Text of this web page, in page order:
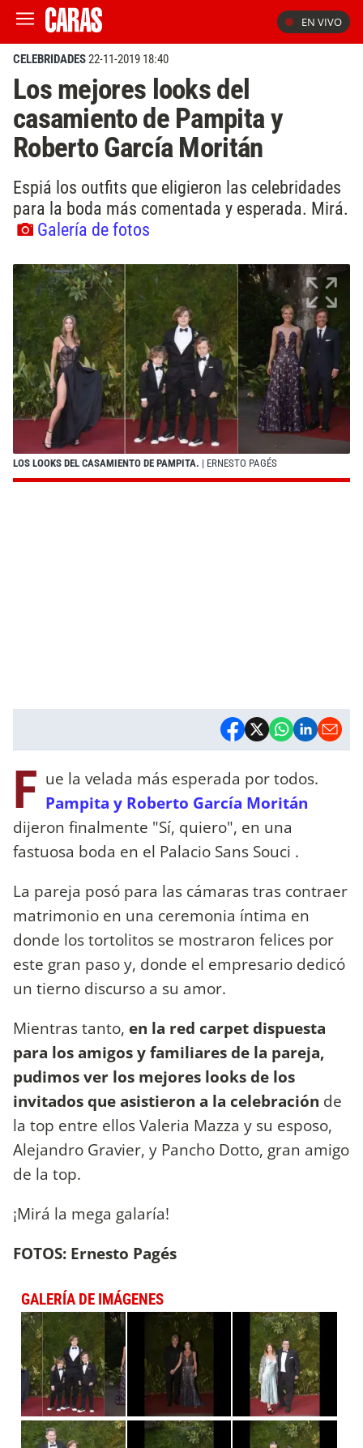
EN VIVO
CELEBRIDADES22-11-2019 18:40
Los mejores looks del
casamiento de Pampita y
Roberto García Moritán
Espiá los outfits que eligieron las celebridades
para la boda más comentada y esperada. Mirá.
Galería de fotos
LOS LOOKS DEL CASAMIENTO DE PAMPITA. | ERNESTO PAGÉS
F ue la velada más esperada por todos.
Pampita y Roberto García Moritán
dijeron finalmente "Sí, quiero", en una
fastuosa boda en el Palacio Sans Souci .
La pareja posó para las cámaras tras contraer
matrimonio en una ceremonia íntima en
donde los tortolitos se mostraron felices por
este gran paso y, donde el empresario dedicó
un tierno discurso a su amor.
Mientras tanto, en la red carpet dispuesta
para los amigos y familiares de la pareja,
pudimos ver los mejores looks de los
invitados que asistieron a la celebración de
la top entre ellos Valeria Mazza y su esposo,
Alejandro Gravier, y Pancho Dotto, gran amigo
de la top.
¡Mirá la mega galaría!
FOTOS: Ernesto Pagés
GALERÍA DE IMÁGENES